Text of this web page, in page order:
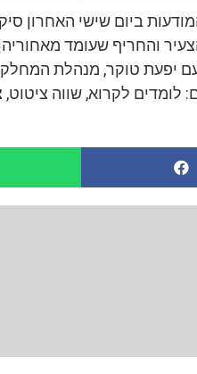
ביום שישי האחרון
והחריף שעומד
עם יפעת טוקר, מנהלת
לומדים לקרוא, שווה